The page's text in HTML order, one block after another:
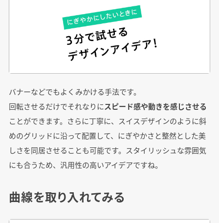
バナーなどでもよくみかける手法です。
回転させるだけでそれなりにスピード感や動きを感じさせる
ことができます。さらに丁寧に、スイスデザインのように斜
めのグリッドに沿って配置して、にぎやかさと整然とした美
しさを同居させることも可能です。スタイリッシュな雰囲気
にも合うため、汎用性の高いアイデアですね。
曲線を取り入れてみる